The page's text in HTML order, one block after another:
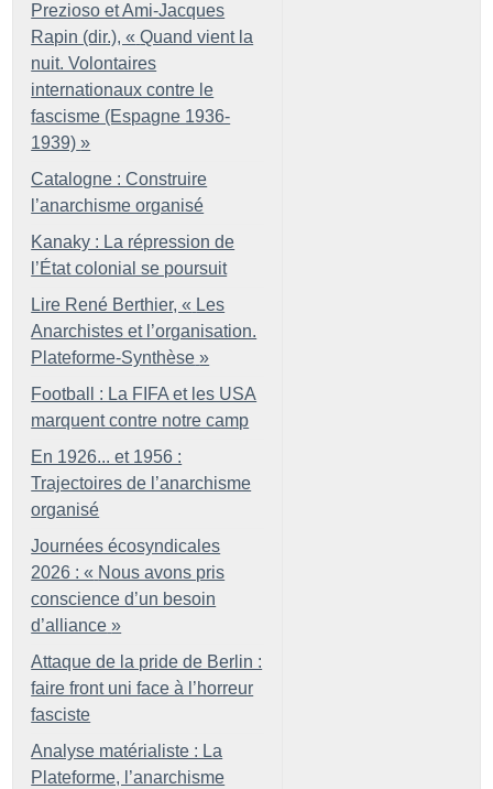
Prezioso et Ami-Jacques
Rapin (dir.), « Quand vient la
nuit. Volontaires
internationaux contre le
fascisme (Espagne 1936-
1939) »
Catalogne : Construire
l’anarchisme organisé
Kanaky : La répression de
l’État colonial se poursuit
Lire René Berthier, « Les
Anarchistes et l’organisation.
Plateforme-Synthèse »
Football : La FIFA et les USA
marquent contre notre camp
En 1926... et 1956 :
Trajectoires de l’anarchisme
organisé
Journées écosyndicales
2026 : « Nous avons pris
conscience d’un besoin
d’alliance »
Attaque de la pride de Berlin :
faire front uni face à l’horreur
fasciste
Analyse matérialiste : La
Plateforme, l’anarchisme